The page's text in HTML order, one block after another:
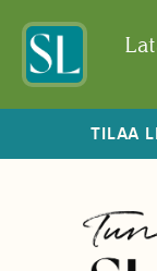
TILAA